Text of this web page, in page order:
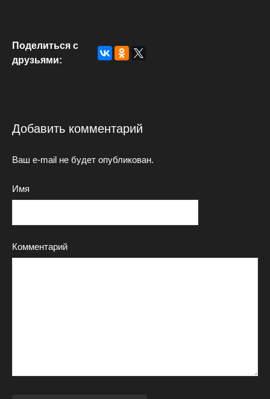
Поделиться с
друзьями:
Добавить комментарий
Ваш e-mail не будет опубликован.
Имя
Комментарий